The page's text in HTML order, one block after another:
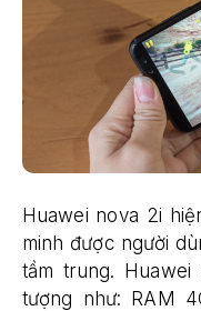
Huawei nova 2i
minh được người
tầm trung.
tượng như: RAM